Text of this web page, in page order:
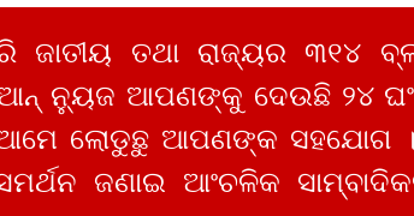
ଜାତୀୟ ତଥା ରାଜ୍ୟର ୩୧୪
ନ୍ୟୁଜ ଆପଣଙ୍କୁ ଦେଉଛି ୨୪
ଆମେ ଲୋଡୁଛୁ ଆପଣଙ୍କ ସହଯୋଗ
ଜଣାଇ ଆଂଚଳିକ